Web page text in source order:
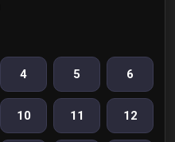
4 5 6
10 11 12